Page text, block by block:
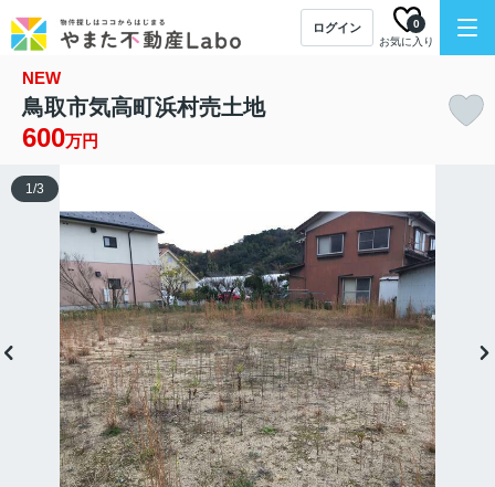
ログイン
お気に入り
0
NEW
鳥取市気高町浜村売土地
600万円
1/3